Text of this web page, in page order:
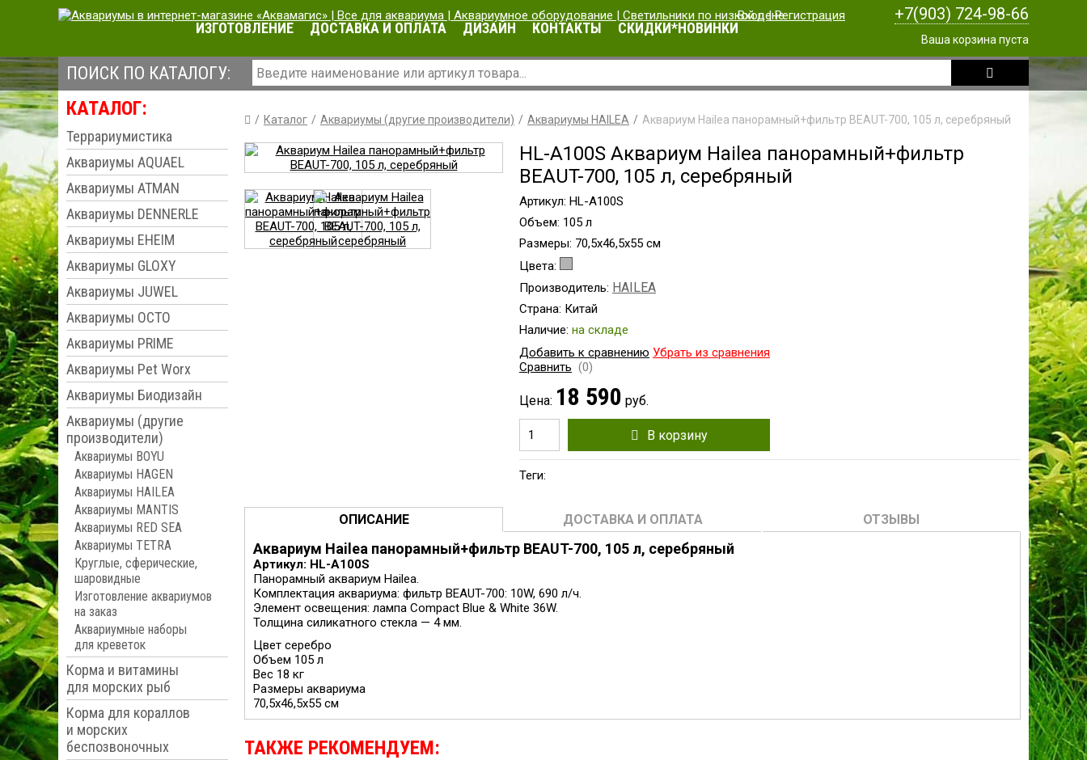
Вход|Регистрация +7(903) 724-98-66
Ваша корзина пуста
ИЗГОТОВЛЕНИЕ ДОСТАВКА И ОПЛАТА ДИЗАЙН КОНТАКТЫ СКИДКИ*НОВИНКИ
ПОИСК ПО КАТАЛОГУ:
КАТАЛОГ:
Террариумистика
Аквариумы AQUAEL
Аквариумы ATMAN
Аквариумы DENNERLE
Аквариумы EHEIM
Аквариумы GLOXY
Аквариумы JUWEL
Аквариумы OCTO
Аквариумы PRIME
Аквариумы Pet Worx
Аквариумы Биодизайн
Аквариумы (другие
производители)
Аквариумы BOYU
Аквариумы HAGEN
Аквариумы HAILEA
Аквариумы MANTIS
Аквариумы RED SEA
Аквариумы TETRA
Круглые, сферические,
шаровидные
Изготовление аквариумов
на заказ
Аквариумные наборы
для креветок
Корма и витамины
для морских рыб
Корма для кораллов
и морских
беспозвоночных
Каталог Аквариумы (другие производители) Аквариумы HAILEA Аквариум Hailea панорамный+фильтр BEAUT-700, 105 л, серебряный
HL-A100S Аквариум Hailea панорамный+фильтр
BEAUT-700, 105 л, серебряный
Артикул: HL-A100S
Объем: 105 л
Размеры: 70,5x46,5x55 см
Цвета:
Производитель: HAILEA
Страна: Китай
Наличие: на складе
Добавить к сравнению Убрать из сравнения
Сравнить (0)
Цена: 18 590 руб.
В корзину
Теги:
ОПИСАНИЕ ДОСТАВКА И ОПЛАТА ОТЗЫВЫ
Аквариум Hailea панорамный+фильтр BEAUT-700, 105 л, серебряный
Артикул: HL-A100S
Панорамный аквариум Hailea.
Комплектация аквариума: фильтр BEAUT-700: 10W, 690 л/ч.
Элемент освещения: лампа Compact Blue & White 36W.
Толщина силикатного стекла — 4 мм.
Цвет серебро
Объем 105 л
Вес 18 кг
Размеры аквариума
70,5x46,5x55 см
ТАКЖЕ РЕКОМЕНДУЕМ: